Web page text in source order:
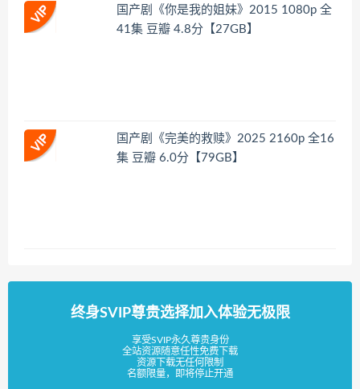
国产剧《你是我的姐妹》2015 1080p 全
41集 豆瓣 4.8分【27GB】
国产剧《完美的救赎》2025 2160p 全16
集 豆瓣 6.0分【79GB】
终身SVIP尊贵选择加入体验无极限
享受SVIP永久尊贵身份
全站资源随意任性免费下载
资源下载无任何限制
名额限量，即将停止开通